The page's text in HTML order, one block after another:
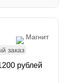
Магнит
заказ
рублей